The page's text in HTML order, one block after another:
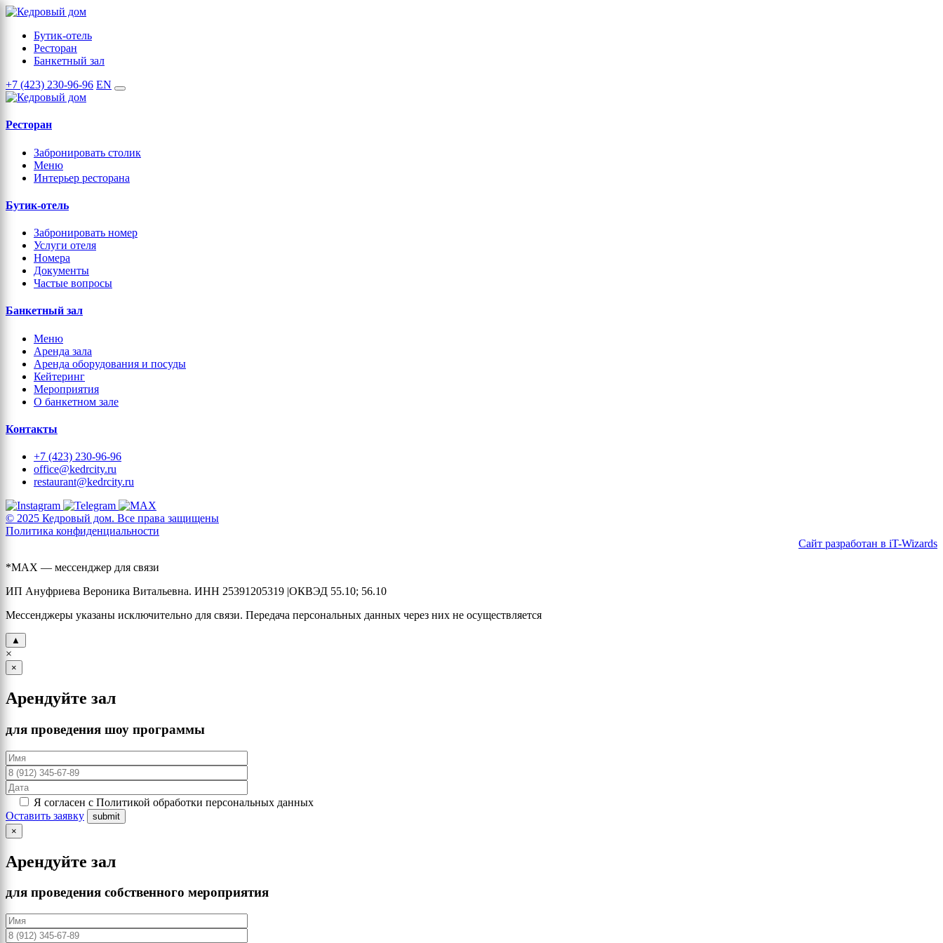
Бутик-отель
Ресторан
Банкетный зал
+7 (423) 230-96-96 EN
Ресторан
Забронировать столик
Меню
Интерьер ресторана
Бутик-отель
Забронировать номер
Услуги отеля
Номера
Документы
Частые вопросы
Банкетный зал
Меню
Аренда зала
Аренда оборудования и посуды
Кейтеринг
Мероприятия
О банкетном зале
Контакты
+7 (423) 230-96-96
office@kedrcity.ru
restaurant@kedrcity.ru
© 2025 Кедровый дом. Все права защищены
Политика конфиденциальности
Сайт разработан в iT-Wizards
*MAX — мессенджер для связи
ИП Ануфриева Вероника Витальевна. ИНН 25391205319 |ОКВЭД 55.10; 56.10
Мессенджеры указаны исключительно для связи. Передача персональных данных через них не осуществляется
▲
×
×
Арендуйте зал
для проведения шоу программы
Я согласен с Политикой обработки персональных данных
Оставить заявку
×
Арендуйте зал
для проведения собственного мероприятия